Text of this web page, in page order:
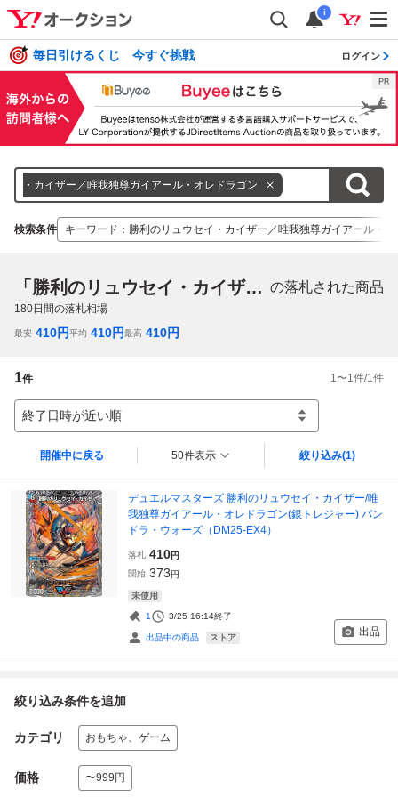
i
毎日引けるくじ 今すぐ挑戦 ログイン
イ・カイザー／唯我独尊ガイアール・オレドラゴン
検索条件 キーワード ： 勝利のリュウセイ・カイザー／唯我独尊ガイアール・
「勝利のリュウセイ・カイザー／唯我独尊ガイアール・オレドラゴン」 の落札された商品
180日間の落札相場
最安 410円平均 410円最高 410円
1件 1 〜1 件/1 件
終了日時が近い順
開催中に戻る 50件表示 絞り込み(1)
デュエルマスターズ 勝利のリュウセイ・カイザー/唯
我独尊ガイアール・オレドラゴン(銀トレジャー) パン
ドラ・ウォーズ（DM25-EX4）
落札 410円
開始 373円
未使用
1 3/25 16:14終了
出品中の商品 ストア 出品
絞り込み条件を追加
カテゴリ おもちゃ、ゲーム
価格 〜999円